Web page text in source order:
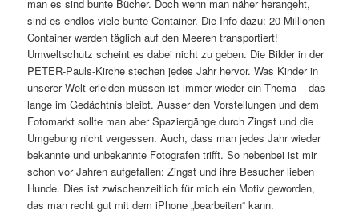
man es sind bunte Bücher. Doch wenn man näher herangeht,
sind es endlos viele bunte Container. Die Info dazu: 20 Millionen
Container werden täglich auf den Meeren transportiert!
Umweltschutz scheint es dabei nicht zu geben. Die Bilder in der
PETER-Pauls-Kirche stechen jedes Jahr hervor. Was Kinder in
unserer Welt erleiden müssen ist immer wieder ein Thema – das
lange im Gedächtnis bleibt. Ausser den Vorstellungen und dem
Fotomarkt sollte man aber Spaziergänge durch Zingst und die
Umgebung nicht vergessen. Auch, dass man jedes Jahr wieder
bekannte und unbekannte Fotografen trifft. So nebenbei ist mir
schon vor Jahren aufgefallen: Zingst und ihre Besucher lieben
Hunde. Dies ist zwischenzeitlich für mich ein Motiv geworden,
das man recht gut mit dem iPhone „bearbeiten“ kann.